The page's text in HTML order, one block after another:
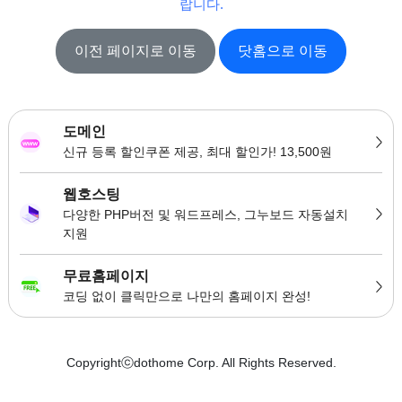
랍니다.
이전 페이지로 이동 닷홈으로 이동
도메인
신규 등록 할인쿠폰 제공, 최대 할인가! 13,500원
웹호스팅
다양한 PHP버전 및 워드프레스, 그누보드 자동설치
지원
무료홈페이지
코딩 없이 클릭만으로 나만의 홈페이지 완성!
Copyrightⓒdothome Corp. All Rights Reserved.